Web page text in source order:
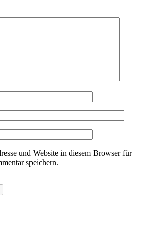
und Website in diesem Browser für
speichern.